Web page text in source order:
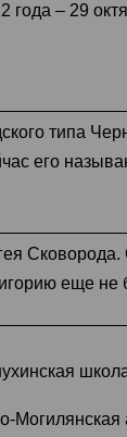
года – 29
типа
его
Сковорода.
еще не